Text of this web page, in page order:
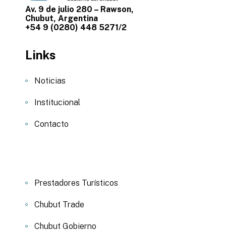
Av. 9 de julio 280 – Rawson,
Chubut, Argentina
+54 9 (0280) 448 5271/2
Links
Noticias
Institucional
Contacto
Prestadores Turísticos
Chubut Trade
Chubut Gobierno